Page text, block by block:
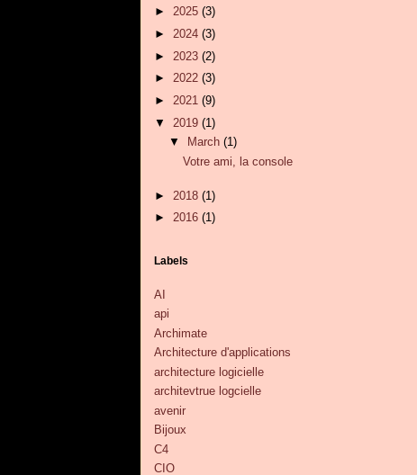
► 2025 (3)
► 2024 (3)
► 2023 (2)
► 2022 (3)
► 2021 (9)
▼ 2019 (1)
▼
March (1)
Votre ami, la console
► 2018 (1)
► 2016 (1)
Labels
AI
api
Archimate
Architecture d'applications
architecture logicielle
architevtrue logcielle
avenir
Bijoux
C4
CIO